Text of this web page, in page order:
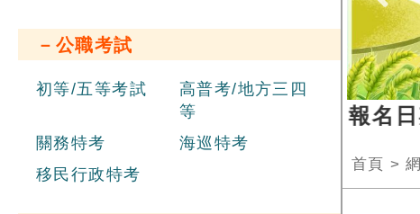
－公職考試
初等/五等考試
高普考/地方三四
等
關務特考
海巡特考
移民行政特考
部新進職員辦理聯合招考 ，報名日
首頁 >